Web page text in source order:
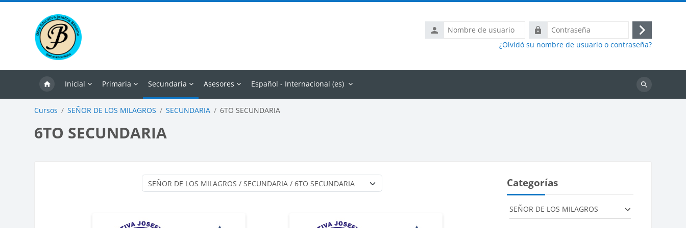
Nombre
de
Contraseña
Acceder
¿Olvidó su nombre de usuario o contraseña?
Inicial Primaria Secundaria Asesores Español - Internacional ‎(es)‎
Buscar
Cursos SEÑOR DE LOS MILAGROS SECUNDARIA 6TO SECUNDARIA
6TO SECUNDARIA
Categorías Categorías
SEÑOR DE LOS MILAGROS